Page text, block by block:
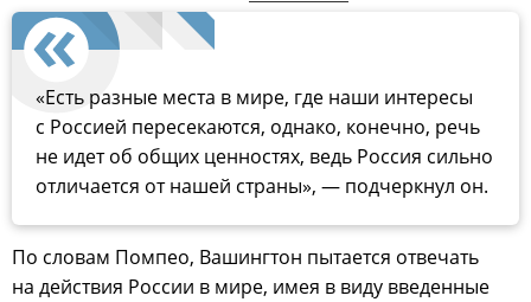
«Есть разные места в мире, где наши интересы
с Россией пересекаются, однако, конечно, речь
не идет об общих ценностях, ведь Россия сильно
отличается от нашей страны», — подчеркнул он.
По словам Помпео, Вашингтон пытается отвечать
на действия России в мире, имея в виду введенные